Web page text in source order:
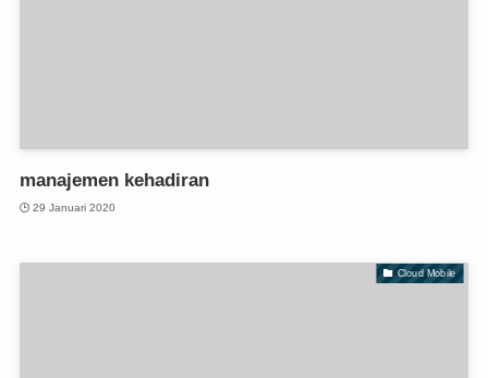
manajemen kehadiran
29 Januari 2020
Cloud Mobile